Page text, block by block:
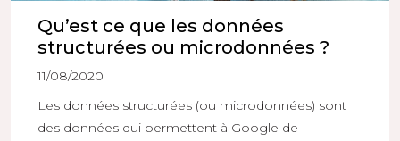
Qu’est ce que les données
structurées ou microdonnées ?
11/08/2020
Les données structurées (ou microdonnées) sont
des données qui permettent à Google de